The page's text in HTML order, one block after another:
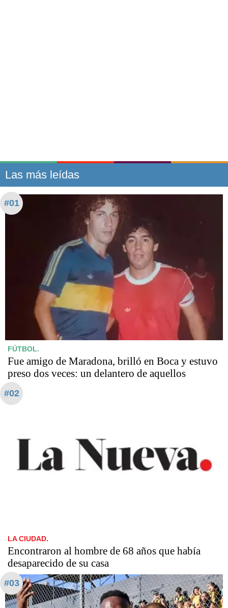
Las más leídas
#01
FÚTBOL.
Fue amigo de Maradona, brilló en Boca y estuvo
preso dos veces: un delantero de aquellos
#02
LA CIUDAD.
Encontraron al hombre de 68 años que había
desaparecido de su casa
#03